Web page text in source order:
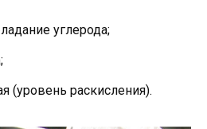
углерода;
(уровень раскисления).